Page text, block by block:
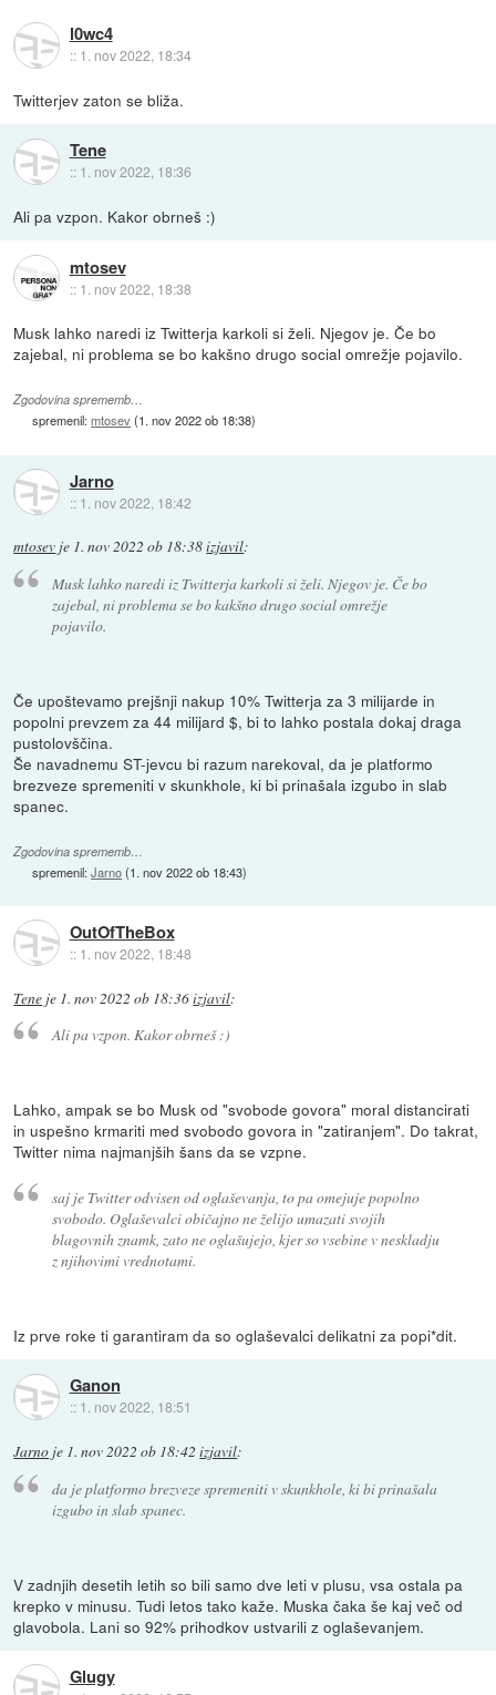
l0wc4
:: 1. nov 2022, 18:34
Twitterjev zaton se bliža.
Tene
:: 1. nov 2022, 18:36
Ali pa vzpon. Kakor obrneš :)
mtosev
:: 1. nov 2022, 18:38
Musk lahko naredi iz Twitterja karkoli si želi. Njegov je. Če bo
zajebal, ni problema se bo kakšno drugo social omrežje pojavilo.
Zgodovina sprememb…
spremenil:mtosev(1. nov 2022 ob 18:38)
Jarno
:: 1. nov 2022, 18:42
mtosev je 1. nov 2022 ob 18:38izjavil:
Musk lahko naredi iz Twitterja karkoli si želi. Njegov je. Če bo
zajebal, ni problema se bo kakšno drugo social omrežje
pojavilo.
Če upoštevamo prejšnji nakup 10% Twitterja za 3 milijarde in
popolni prevzem za 44 milijard $, bi to lahko postala dokaj draga
pustolovščina.
Še navadnemu ST-jevcu bi razum narekoval, da je platformo
brezveze spremeniti v skunkhole, ki bi prinašala izgubo in slab
spanec.
Zgodovina sprememb…
spremenil:Jarno(1. nov 2022 ob 18:43)
OutOfTheBox
:: 1. nov 2022, 18:48
Tene je 1. nov 2022 ob 18:36izjavil:
Ali pa vzpon. Kakor obrneš :)
Lahko, ampak se bo Musk od "svobode govora" moral distancirati
in uspešno krmariti med svobodo govora in "zatiranjem". Do takrat,
Twitter nima najmanjših šans da se vzpne.
saj je Twitter odvisen od oglaševanja, to pa omejuje popolno
svobodo. Oglaševalci običajno ne želijo umazati svojih
blagovnih znamk, zato ne oglašujejo, kjer so vsebine v neskladju
z njihovimi vrednotami.
Iz prve roke ti garantiram da so oglaševalci delikatni za popi*dit.
Ganon
:: 1. nov 2022, 18:51
Jarno je 1. nov 2022 ob 18:42 izjavil:
da je platformo brezveze spremeniti v skunkhole, ki bi prinašala
izgubo in slab spanec.
V zadnjih desetih letih so bili samo dve leti v plusu, vsa ostala pa
krepko v minusu. Tudi letos tako kaže. Muska čaka še kaj več od
glavobola. Lani so 92% prihodkov ustvarili z oglaševanjem.
Glugy